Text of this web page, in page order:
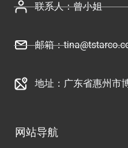
联系人：曾小姐
邮箱：
地址：广东省惠州市
网站导航